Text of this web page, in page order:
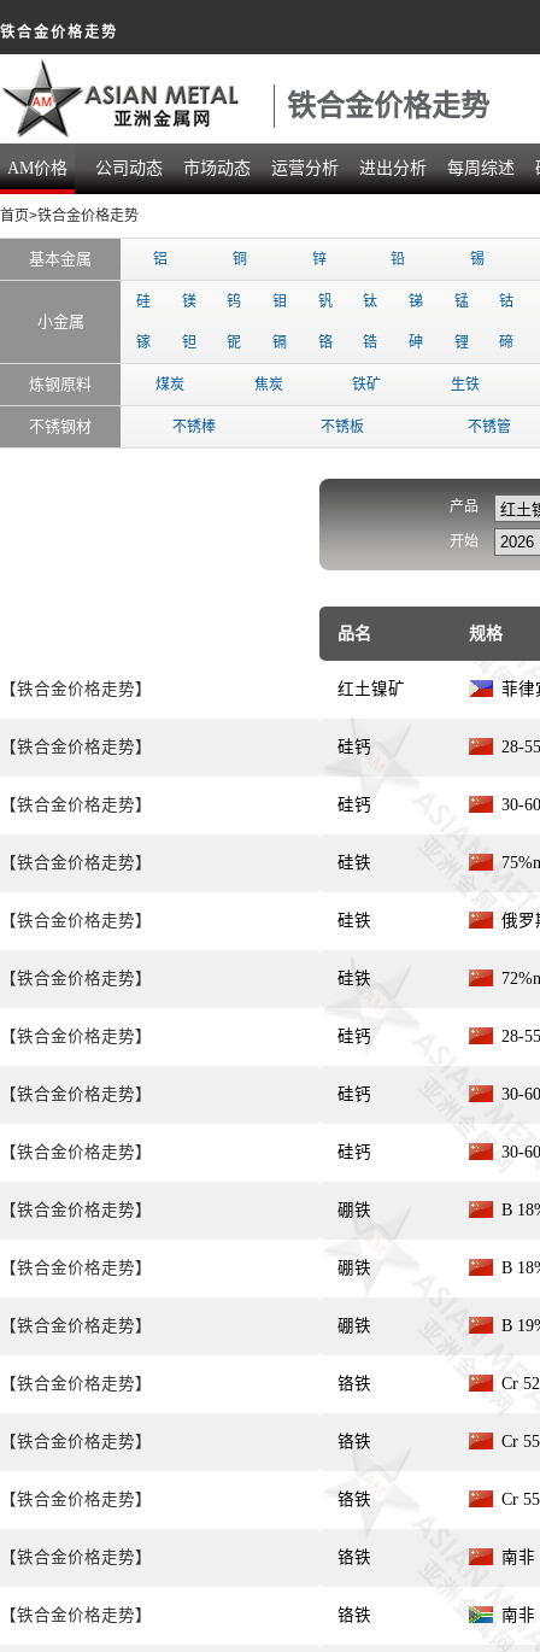
铁合金价格走势
铁合金价格走势
AM价格 公司动态 市场动态 运营分析 进出分析 每周综述
首页>铁合金价格走势
基本金属 铝 铜 锌 铅 锡
小金属
硅 镁 钨 钼 钒 钛 锑 锰 钴
镓 钽 铌 镉 铬 锆 砷 锂 碲
炼钢原料 煤炭 焦炭 铁矿 生铁
不锈钢材 不锈棒 不锈板 不锈管
【铁合金价格走势】
【铁合金价格走势】
【铁合金价格走势】
【铁合金价格走势】
【铁合金价格走势】
【铁合金价格走势】
【铁合金价格走势】
【铁合金价格走势】
【铁合金价格走势】
【铁合金价格走势】
【铁合金价格走势】
【铁合金价格走势】
【铁合金价格走势】
【铁合金价格走势】
【铁合金价格走势】
【铁合金价格走势】
【铁合金价格走势】
产品
开始
品名 规格
红土镍矿 菲律
硅钙 28-
硅钙 30-
硅铁
硅铁 俄罗
硅铁
硅钙 28-
硅钙 30-
硅钙 30-
硼铁 B
硼铁 B
硼铁 B
铬铁 Cr
铬铁 Cr
铬铁 Cr
铬铁 南非
铬铁 南非